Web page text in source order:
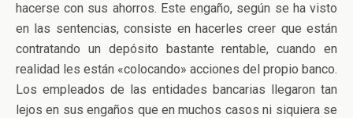
hacerse con sus ahorros. Este engaño, según se ha visto
en las sentencias, consiste en hacerles creer que están
contratando un depósito bastante rentable, cuando en
realidad les están «colocando» acciones del propio banco.
Los empleados de las entidades bancarias llegaron tan
lejos en sus engaños que en muchos casos ni siquiera se